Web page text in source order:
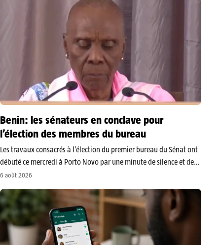
Benin: les sénateurs en conclave pour
l’élection des membres du bureau
Les travaux consacrés à l’élection du premier bureau du Sénat ont
débuté ce mercredi à Porto Novo par une minute de silence et de
recueillement. Selon Élisabeth Pognon, doyenne d’âge en second
6 août 2026